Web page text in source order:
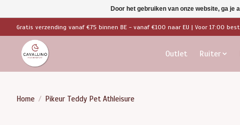
Gratis verzending vanaf €75 binnen BE - vanaf €100 naar EU | Voor 17:00
Outlet Ruiter
Home / Pikeur Teddy Pet Athleisure
Door het gebruiken van onze website, ga